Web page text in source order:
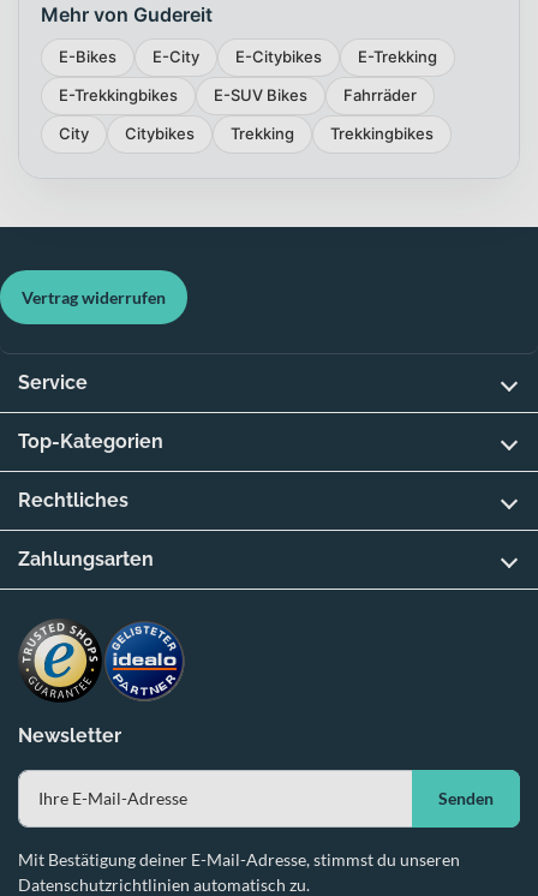
Mehr von Gudereit
E-Bikes E-City E-Citybikes
E-Trekking
E-Trekkingbikes
E-SUV Bikes
Fahrräder
City
Citybikes Trekking Trekkingbikes
Newsletter
Senden
Mit Bestätigung deiner E-Mail-Adresse, stimmst du unseren
Datenschutzrichtlinien automatisch zu.
Vertrag widerrufen
Service
Top-Kategorien
Rechtliches
Zahlungsarten